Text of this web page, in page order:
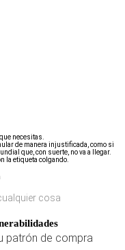
necesitas.
de manera injustificada, como si
que, con suerte, no va a llegar.
la etiqueta colgando.
cosa
patrón de compra